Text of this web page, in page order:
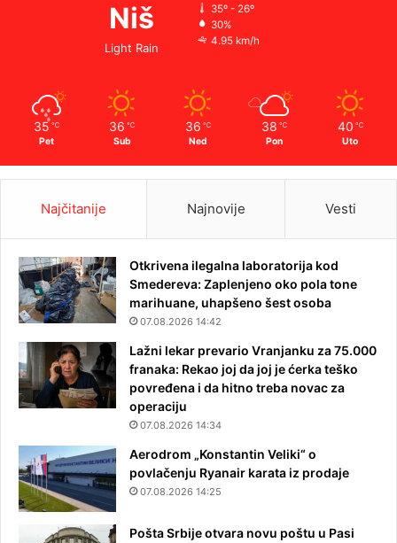
Niš
Light Rain
35º - 26º
30%
4.95 km/h
35 ℃
Pet
36 ℃
Sub
36 ℃
Ned
38 ℃
Pon
40 ℃
Uto
Najčitanije Najnovije Vesti
Otkrivena ilegalna laboratorija kod
Smedereva: Zaplenjeno oko pola tone
marihuane, uhapšeno šest osoba
07.08.2026 14:42
Lažni lekar prevario Vranjanku za 75.000
franaka: Rekao joj da joj je ćerka teško
povređena i da hitno treba novac za
operaciju
07.08.2026 14:34
Aerodrom „Konstantin Veliki“ o
povlačenju Ryanair karata iz prodaje
07.08.2026 14:25
Pošta Srbije otvara novu poštu u Pasi